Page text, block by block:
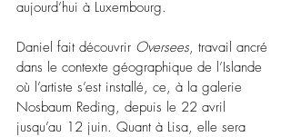
aujourd’hui à Luxembourg.
Daniel fait découvrir Oversees, travail ancré
dans le contexte géographique de l’Islande
où l’artiste s’est installé, ce, à la galerie
Nosbaum Reding, depuis le 22 avril
jusqu’au 12 juin. Quant à Lisa, elle sera